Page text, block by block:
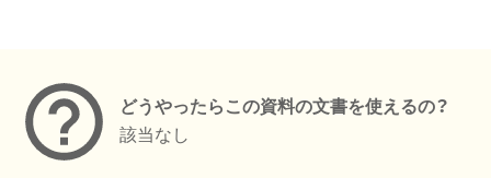
どうやったらこの資料の文書を使えるの？
該当なし